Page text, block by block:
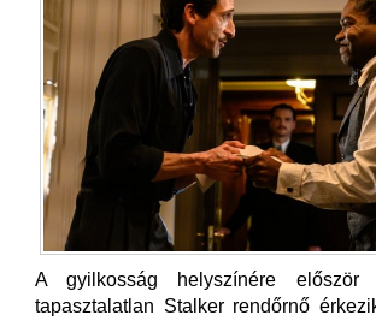
A gyilkosság helyszínére
tapasztalatlan Stalker rendőrnő